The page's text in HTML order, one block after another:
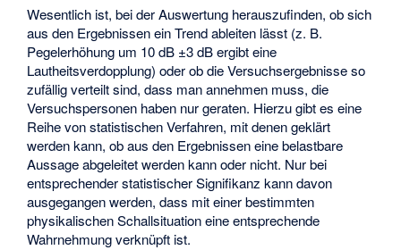
Wesentlich ist, bei der Auswertung herauszufinden, ob sich
aus den Ergebnissen ein Trend ableiten lässt (z. B.
Pegelerhöhung um 10 dB ±3 dB ergibt eine
Lautheitsverdopplung) oder ob die Versuchsergebnisse so
zufällig verteilt sind, dass man annehmen muss, die
Versuchspersonen haben nur geraten. Hierzu gibt es eine
Reihe von statistischen Verfahren, mit denen geklärt
werden kann, ob aus den Ergebnissen eine belastbare
Aussage abgeleitet werden kann oder nicht. Nur bei
entsprechender statistischer Signifikanz kann davon
ausgegangen werden, dass mit einer bestimmten
physikalischen Schallsituation eine entsprechende
Wahrnehmung verknüpft ist.